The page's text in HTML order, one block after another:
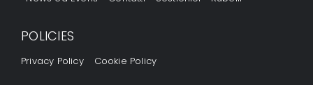
POLICIES
Privacy Policy Cookie Policy